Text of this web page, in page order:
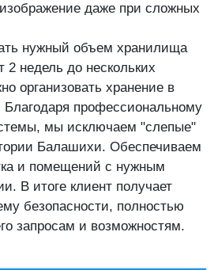
даже при сложных
нужный объем хранилища
2 недель до нескольких
организовать хранение в
Благодаря профессиональному
мы исключаем "слепые"
Балашихи. Обеспечиваем
и помещений с нужным
В итоге клиент получает
безопасности, полностью
запросам и возможностям.